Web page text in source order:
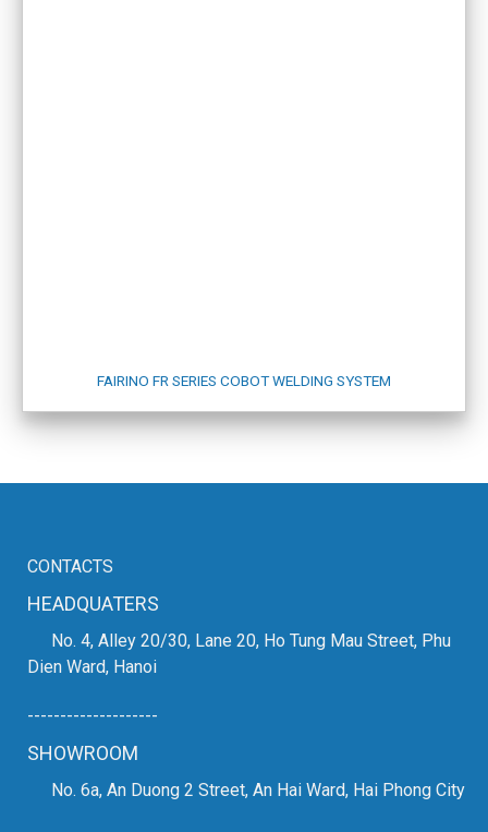
FAIRINO FR SERIES COBOT WELDING SYSTEM
CONTACTS
HEADQUATERS
No. 4, Alley 20/30, Lane 20, Ho Tung Mau Street, Phu
Dien Ward, Hanoi
--------------------
SHOWROOM
No. 6a, An Duong 2 Street, An Hai Ward, Hai Phong City